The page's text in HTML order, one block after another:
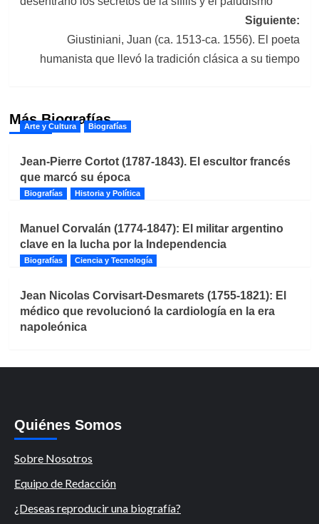
Siguiente:
Giustiniani, Juan (ca. 1513-ca. 1556). El poeta
humanista que llevó la tradición clásica a su tiempo
Más Biografías
Arte y Cultura Biografías
Jean-Pierre Cortot (1787-1843). El escultor francés
que marcó su época
Biografías Historia y Política
Manuel Corvalán (1774-1847): El militar argentino
clave en la lucha por la Independencia
Biografías Ciencia y Tecnología
Jean Nicolas Corvisart-Desmarets (1755-1821): El
médico que revolucionó la cardiología en la era
napoleónica
Quiénes Somos
Sobre Nosotros
Equipo de Redacción
¿Deseas reproducir una biografía?